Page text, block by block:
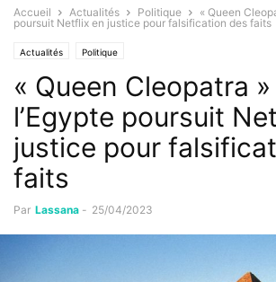
Accueil Actualités Politique
« Queen
poursuit Netflix en justice pour falsification des faits
Actualités Politique
« Queen Cleopatra »
l’Egypte poursuit
justice pour
faits
Par Lassana - 25/04/2023